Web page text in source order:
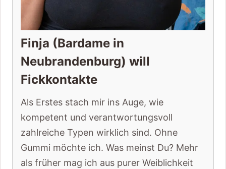
Finja (Bardame in
Neubrandenburg) will
Fickkontakte
Als Erstes stach mir ins Auge, wie
kompetent und verantwortungsvoll
zahlreiche Typen wirklich sind. Ohne
Gummi möchte ich. Was meinst Du? Mehr
als früher mag ich aus purer Weiblichkeit